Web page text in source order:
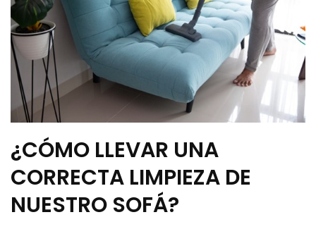
¿CÓMO LLEVAR UNA
CORRECTA LIMPIEZA DE
NUESTRO SOFÁ?